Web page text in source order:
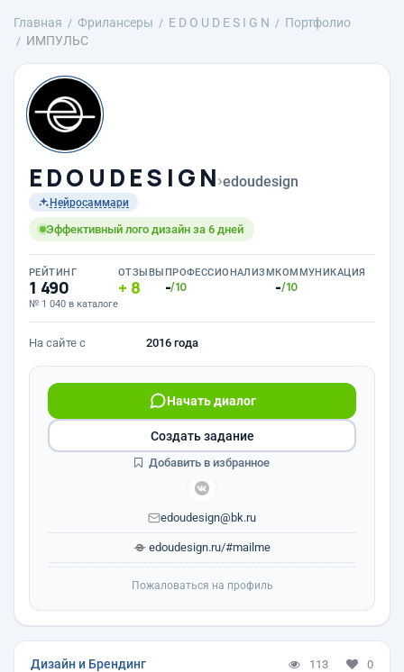
Главная Фрилансеры E D O U D E S I G N
Портфолио
ИМПУЛЬС
E D O U D E S I G N›edoudesign
Нейросаммари
Эффективный лого дизайн за 6 дней
РЕЙТИНГ
1 490
№ 1 040 в каталоге
ОТЗЫВЫ
8
ПРОФЕССИОНАЛИЗМ
-/10
КОММУНИКАЦИЯ
-/10
На сайте с 2016 года
Начать диалог
edoudesign@bk.ru
edoudesign.ru/#mailme
Создать задание
Добавить в избранное
Пожаловаться на профиль
Дизайн и Брендинг 113 0